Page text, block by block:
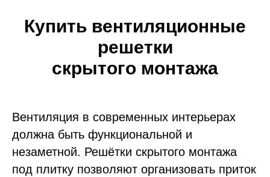
Купить вентиляционные
решетки
скрытого монтажа
Вентиляция в современных интерьерах
должна быть функциональной и
незаметной. Решётки скрытого монтажа
под плитку позволяют организовать приток